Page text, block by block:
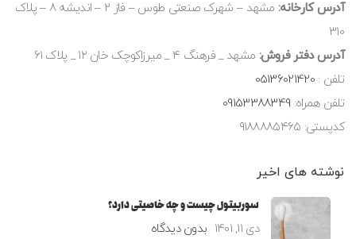
آدرس کارخانه:
مشهد – شهرک صنعتی طوس – فاز 2 – اندیشه 8 – پلاک
310
آدرس دفتر فروش: مشهد _ فرهنگ ۴ _ میرزاکوچک خان ۱۲ _ پلاک ۶۱
تلفن :05136021420
تلفن همراه:09153388349
کدپستی: ۹۱۸۸۸۸۵۴۶۵
نوشته های اخیر
سوربیتول چیست و چه خاصیتی دارد؟
دی 11, 1401 بدون دیدگاه